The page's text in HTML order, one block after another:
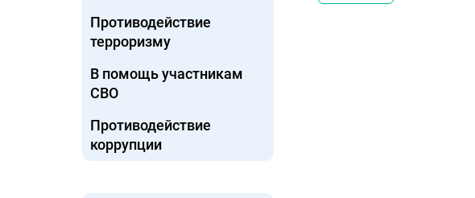
Противодействие
терроризму
В помощь участникам
СВО
Противодействие
коррупции